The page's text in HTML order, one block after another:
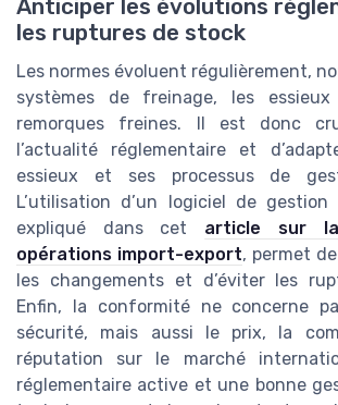
Anticiper les évolutions
les ruptures de stock
Les normes évoluent régulièrement,
systèmes de freinage, les
remorques freines. Il est donc
l’actualité réglementaire et
essieux et ses processus de
L’utilisation d’un logiciel de gestion
expliqué dans cet article sur
opérations import-export, permet
les changements et d’éviter les
Enfin, la conformité ne concerne
sécurité, mais aussi le prix, la
réputation sur le marché
réglementaire active et une bonne